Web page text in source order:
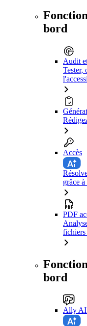
bord
Audit
Tester,
Accès
grâce
PDF
fichiers
bord
Ally AI